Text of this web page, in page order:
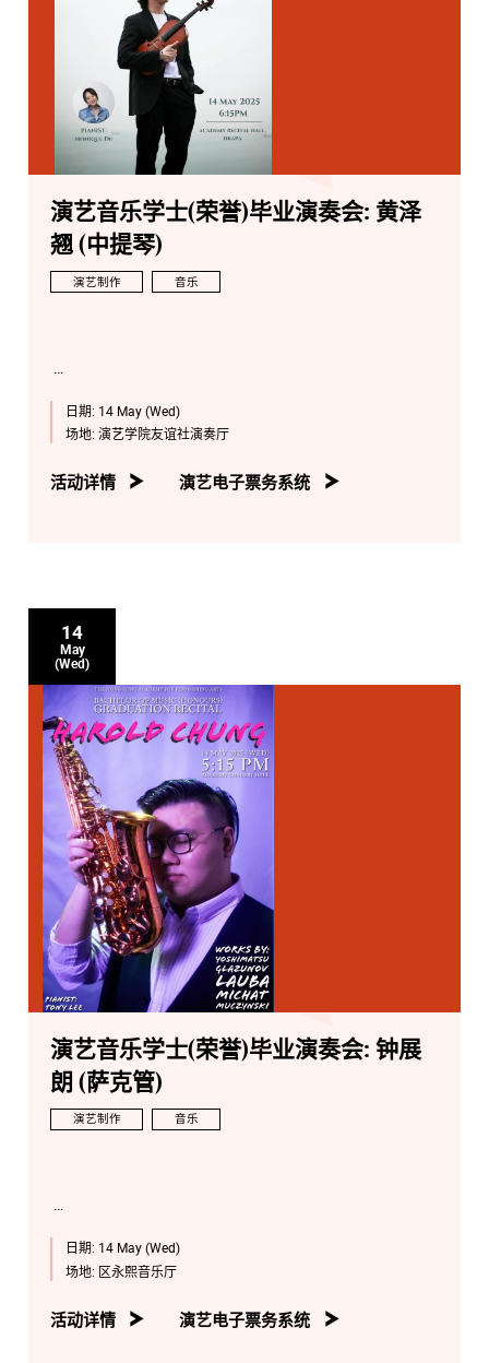
演艺音乐学士(荣誉)毕业演奏会: 黄泽
翘 (中提琴)
演艺制作 音乐
日期: 14 May (Wed)
场地: 演艺学院友谊社演奏厅
活动详情 演艺电子票务系统
14
May
(Wed)
演艺音乐学士(荣誉)毕业演奏会: 钟展
朗 (萨克管)
演艺制作 音乐
日期: 14 May (Wed)
场地: 区永熙音乐厅
活动详情 演艺电子票务系统